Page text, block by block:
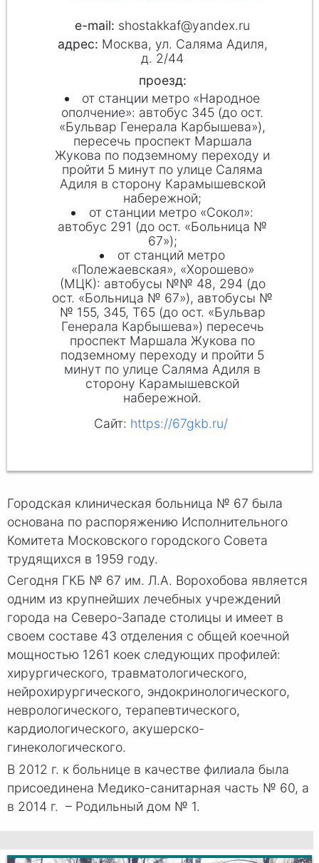
shostakkaf@yandex.ru
Москва, ул. Саляма Адиля,
д. 2/44
проезд:
от станции метро «Народное
ополчение»: автобус 345 (до ост.
«Бульвар Генерала Карбышева»),
пересечь проспект Маршала
Жукова по подземному переходу и
пройти 5 минут по улице Саляма
Адиля в сторону Карамышевской
набережной;
от станции метро «Сокол»:
автобус 291 (до ост. «Больница №
67»);
от станций метро
«Полежаевская», «Хорошево»
(МЦК): автобусы №№ 48, 294 (до
ост. «Больница № 67»), автобусы №
№ 155, 345, Т65 (до ост. «Бульвар
Генерала Карбышева») пересечь
проспект Маршала Жукова по
подземному переходу и пройти 5
минут по улице Саляма Адиля в
сторону Карамышевской
набережной.
Сайт: https://67gkb.ru/
Городская клиническая больница № 67 была
основана по распоряжению Исполнительного
Комитета Московского городского Совета
трудящихся в 1959 году.
Сегодня ГКБ № 67 им. Л.А. Ворохобова является
одним из крупнейших лечебных учреждений
города на Северо-Западе столицы и имеет в
своем составе 43 отделения с общей коечной
мощностью 1261 коек следующих профилей:
хирургического, травматологического,
нейрохирургического, эндокринологического,
неврологического, терапевтического,
кардиологического, акушерско-
гинекологического.
В 2012 г. к больнице в качестве филиала была
присоединена Медико-санитарная часть № 60, а
в 2014 г. – Родильный дом № 1.